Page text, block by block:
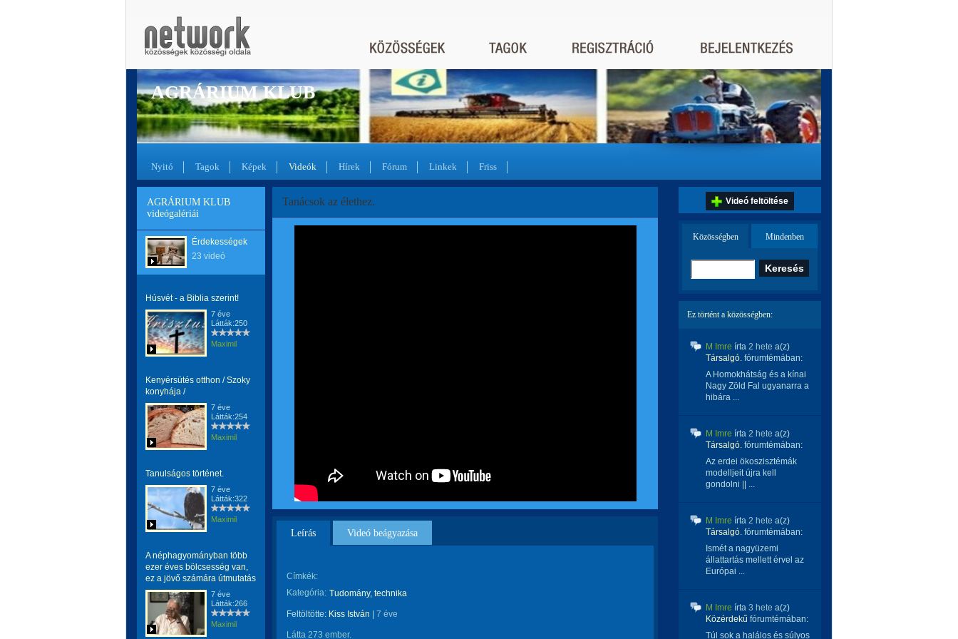
AGRÁRIUM KLUB
Nyitó Tagok Képek Videók Hírek Fórum Linkek Friss
AGRÁRIUM KLUB
videógalériái
Érdekességek
23 videó
Húsvét - a Biblia szerint!
7 éve
Látták:250
Maximil
Kenyérsütés otthon / Szoky
konyhája /
7 éve
Látták:254
Maximil
Tanulságos történet.
7 éve
Látták:322
Maximil
A néphagyományban több
ezer éves bölcsesség van,
ez a jövő számára útmutatás
7 éve
Látták:266
Maximil
Tanácsok az élethez.
Leírás Videó beágyazása
Címkék:
Kategória: Tudomány, technika
Feltöltötte: Kiss István 7 éve
Látta 273 ember.
Videó feltöltése
Közösségben Mindenben
Ez történt a közösségben:
M Imre írta 2 hete a(z)
Társalgó. fórumtémában:
A Homokhátság és a kínai
Nagy Zöld Fal ugyanarra a
hibára ...
M Imre írta 2 hete a(z)
Társalgó. fórumtémában:
Az erdei ökoszisztémák
modelljeit újra kell
gondolni || ...
M Imre írta 2 hete a(z)
Társalgó. fórumtémában:
Ismét a nagyüzemi
állattartás mellett érvel az
Európai ...
M Imre írta 3 hete a(z)
Közérdekű fórumtémában:
Túl sok a halálos és súlyos